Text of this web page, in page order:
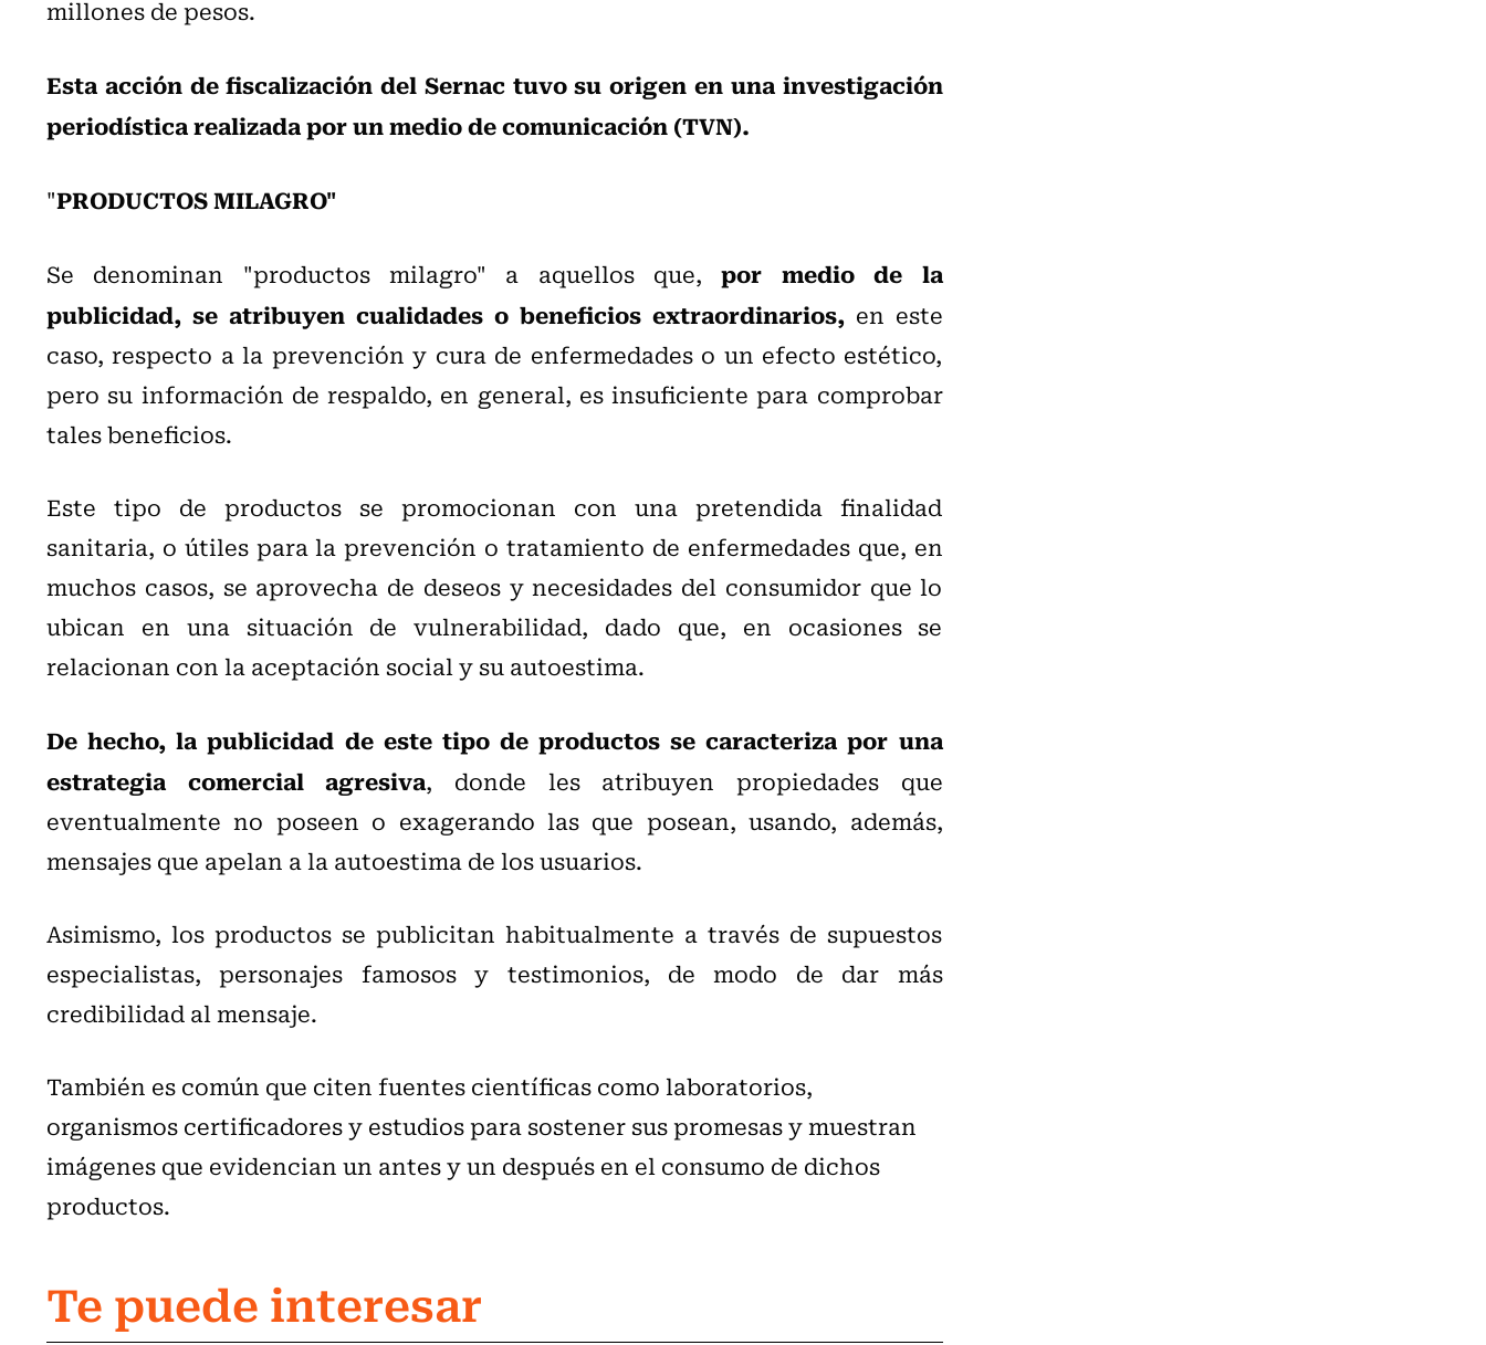
millones de pesos.
Esta acción de fiscalización del Sernac tuvo su origen en una investigación
periodística realizada por un medio de comunicación (TVN).
"PRODUCTOS MILAGRO"
Se denominan "productos milagro" a aquellos que,por medio de la
publicidad, se atribuyen cualidades o beneficios extraordinarios,en este
caso, respecto a la prevención y cura de enfermedades o un efecto estético,
pero su información de respaldo, en general, es insuficiente para comprobar
tales beneficios.
Este tipo de productos se promocionan con una pretendida finalidad
sanitaria, o útiles para la prevención o tratamiento de enfermedades que, en
muchos casos, se aprovecha de deseos y necesidades del consumidor que lo
ubican en una situación de vulnerabilidad, dado que, en ocasiones se
relacionan con la aceptación social y su autoestima.
De hecho, la publicidad de este tipo de productos se caracteriza por una
estrategia comercial agresiva, donde les atribuyen propiedades que
eventualmente no poseen o exagerando las que posean, usando, además,
mensajes que apelan a la autoestima de los usuarios.
Asimismo, los productos se publicitan habitualmente a través de supuestos
especialistas, personajes famosos y testimonios, de modo de dar más
credibilidad al mensaje.
También es común que citen fuentes científicas como laboratorios,
organismos certificadores y estudios para sostener sus promesas y muestran
imágenes que evidencian un antes y un después en el consumo de dichos
productos.
Te puede interesar